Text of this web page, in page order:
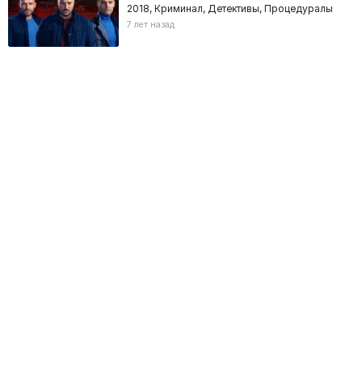
2018, Криминал, Детективы, Процедуралы
7 лет назад